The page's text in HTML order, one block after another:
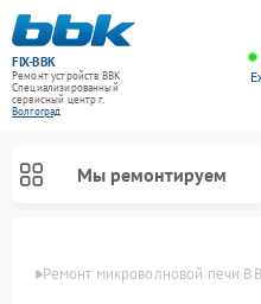
FIX-BBK
Ремонт устройств BBK
Специализированный
cервисный центр г.
Волгоград
Мы ремонтируем
Ремонт микроволновой печи